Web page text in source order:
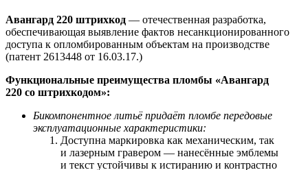
Авангард 220 штрихкод — отечественная разработка,
обеспечивающая выявление фактов несанкционированного
доступа к опломбированным объектам на производстве
(патент 2613448 от 16.03.17.)
Функциональные преимущества пломбы «Авангард
220 со штрихкодом»:
Бикомпонентное литьё придаёт пломбе передовые
эксплуатационные характеристики:
Доступна маркировка как механическим, так
и лазерным гравером — нанесённые эмблемы
и текст устойчивы к истиранию и контрастно